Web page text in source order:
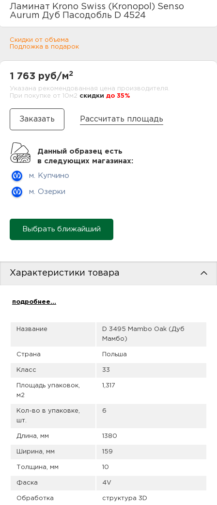
Ламинат Krono Swiss (Kronopol) Senso
Aurum Дуб Пасодобль D 4524
Скидки от объема
Подложка в подарок
1 763 руб/м2
Указана рекомендованная цена производителя.
При покупке от 10м2 cкидки до 35%
Рассчитать площадь
Данный образец есть
в следующих магазинах:
м. Купчино
м. Озерки
Выбрать ближайший
Характеристики товара
подробнее...
Название
D 3495 Mambo Oak (Дуб
Мамбо)
Страна Польша
Класс 33
Площадь упаковок,
м2
1,317
Кол-во в упаковке,
шт.
6
Длина, мм 1380
Ширина, мм 159
Толщина, мм 10
Фаска 4V
Обработка
структура 3D